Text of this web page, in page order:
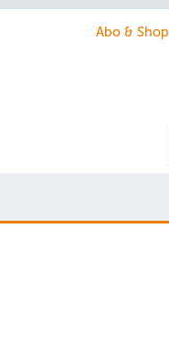
Abo & Shop